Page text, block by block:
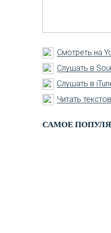
Смотреть на
Слушать в
Слушать в
Читать
САМОЕ